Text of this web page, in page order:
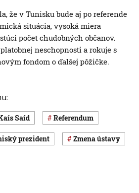
že v Tunisku bude aj po referende
situácia, vysoká miera
počet chudobných občanov.
neschopnosti a rokuje s
fondom o ďalšej pôžičke.
Kaís Saíd referendum
prezident zmena ústavy